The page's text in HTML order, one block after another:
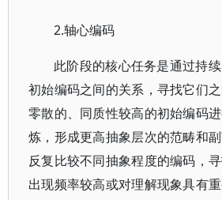
2.轴心编码
此阶段的核心任务是通过持
初始编码之间的关系，寻找它们
零散的、同质性较高的初始编码
炼，形成更高抽象层次的范畴和
反复比较不同抽象程度的编码，
出现频率较高或对理解现象具有